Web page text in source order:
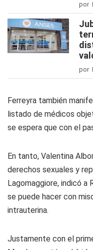
por
por
Ferreyra también
listado de médicos
se espera que con el
En tanto, Valentina
derechos sexuales y
Lagomaggiore, indicó a
se puede hacer con
intrauterina.
Justamente con el